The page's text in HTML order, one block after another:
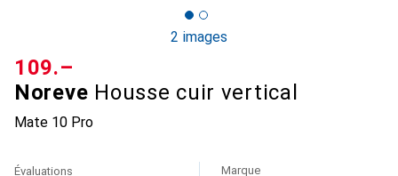
2 images
Noreve Housse cuir vertical
Mate 10 Pro
CHF
109.–
Évaluations Marque